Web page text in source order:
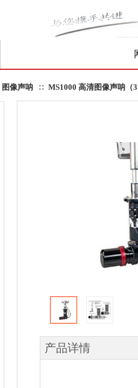
图像声呐 ∷ MS1000 高清图像声呐（
产品详情